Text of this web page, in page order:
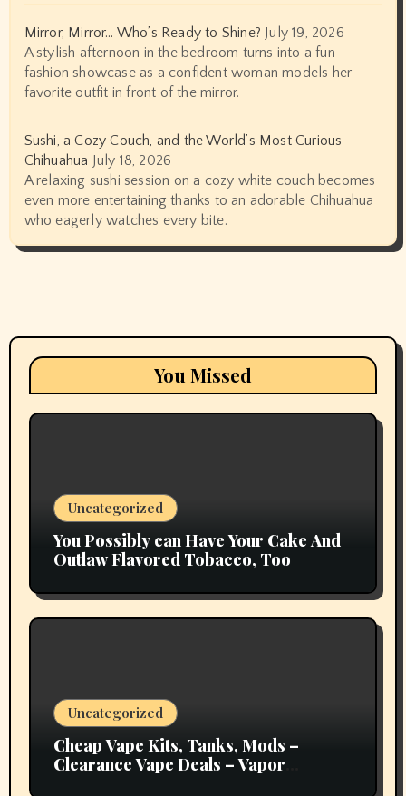
Mirror, Mirror… Who’s Ready to Shine? July 19, 2026
A stylish afternoon in the bedroom turns into a fun
fashion showcase as a confident woman models her
favorite outfit in front of the mirror.
Sushi, a Cozy Couch, and the World’s Most Curious
Chihuahua July 18, 2026
A relaxing sushi session on a cozy white couch becomes
even more entertaining thanks to an adorable Chihuahua
who eagerly watches every bite.
You Missed
Uncategorized
You Possibly can Have Your Cake And
Outlaw Flavored Tobacco, Too
Uncategorized
Cheap Vape Kits, Tanks, Mods –
Clearance Vape Deals – Vapor